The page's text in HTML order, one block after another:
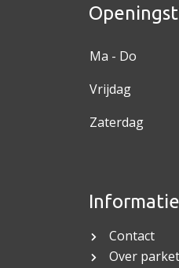
Ma - Do
Vrijdag
Zaterdag
Informatie
Contact
Over